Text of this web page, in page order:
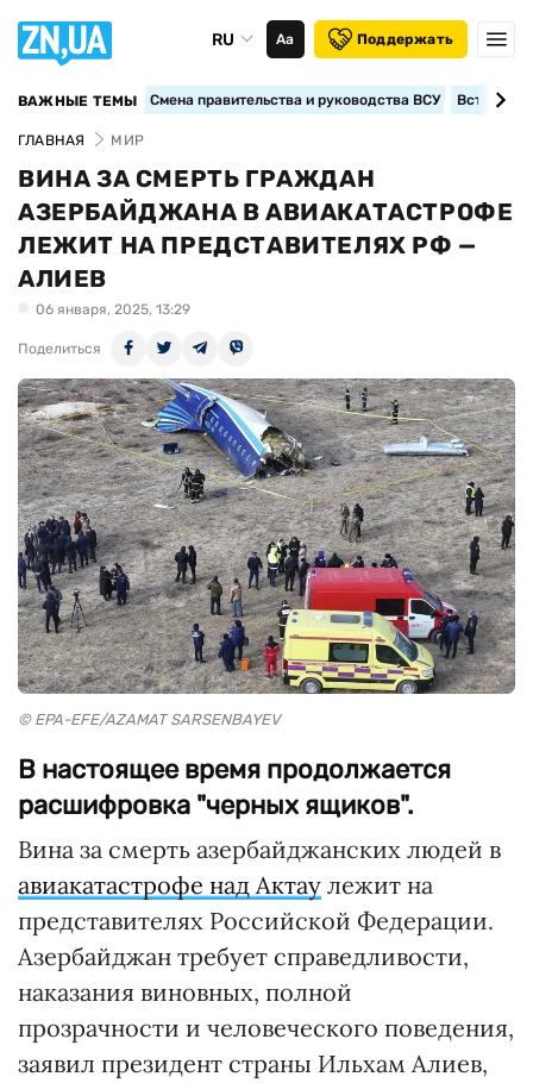
RU Аа Поддержать
ВАЖНЫЕ ТЕМЫ Смена правительства и руководства ВСУ
ГЛАВНАЯ МИР
ВИНА ЗА СМЕРТЬ ГРАЖДАН
АЗЕРБАЙДЖАНА В АВИАКАТАСТРОФЕ
ЛЕЖИТ НА ПРЕДСТАВИТЕЛЯХ РФ —
АЛИЕВ
06 января, 2025, 13:29
Поделиться
© EPA-EFE/AZAMAT SARSENBAYEV
В настоящее время продолжается
расшифровка "черных ящиков".
Вина за смерть азербайджанских людей в
авиакатастрофе над Актау лежит на
представителях Российской Федерации.
Азербайджан требует справедливости,
наказания виновных, полной
прозрачности и человеческого поведения,
заявил президент страны Ильхам Алиев,